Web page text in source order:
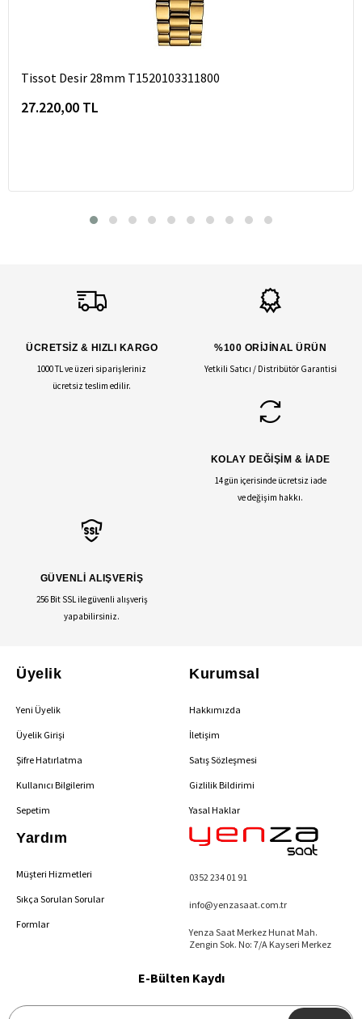
Tissot Desir 28mm T1520103311800
27.220,00 TL
ÜCRETSİZ & HIZLI KARGO
1000 TL ve üzeri siparişleriniz
ücretsiz teslim edilir.
%100 ORİJİNAL ÜRÜN
Yetkili Satıcı / Distribütör Garantisi
KOLAY DEĞİŞİM & İADE
14 gün içerisinde ücretsiz iade
ve değişim hakkı.
GÜVENLİ ALIŞVERİŞ
256 Bit SSL ile güvenli alışveriş
yapabilirsiniz.
Üyelik
Yeni Üyelik
Üyelik Girişi
Şifre Hatırlatma
Kullanıcı Bilgilerim
Sepetim
Kurumsal
Hakkımızda
İletişim
Satış Sözleşmesi
Gizlilik Bildirimi
Yasal Haklar
Yardım
Müşteri Hizmetleri
Sıkça Sorulan Sorular
Formlar
0352 234 01 91
info@yenzasaat.com.tr
Yenza Saat Merkez Hunat Mah.
Zengin Sok. No: 7/A Kayseri Merkez
E-Bülten Kaydı